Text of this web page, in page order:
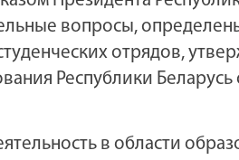
вопросы,
отрядов,
Республики Беларусь
в области